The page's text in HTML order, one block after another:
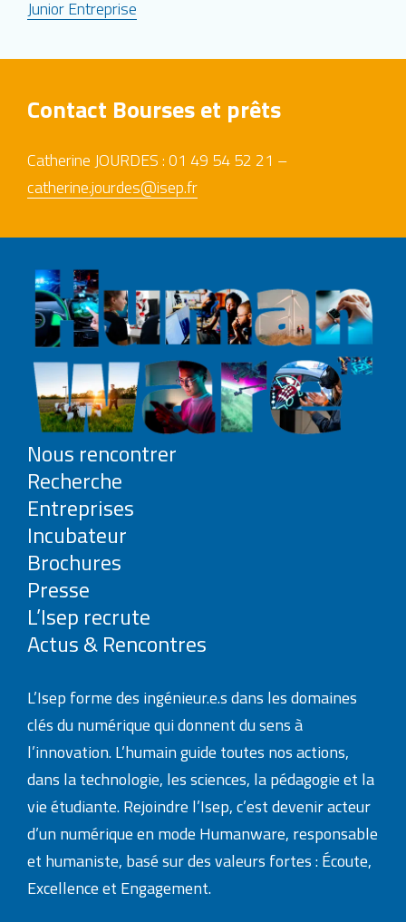
Junior Entreprise
Contact Bourses et prêts
Catherine JOURDES : 01 49 54 52 21 –
catherine.jourdes@isep.fr
Nous rencontrer
Recherche
Entreprises
Incubateur
Brochures
Presse
L’Isep recrute
Actus & Rencontres
L’Isep forme des ingénieur.e.s dans les domaines
clés du numérique qui donnent du sens à
l’innovation. L’humain guide toutes nos actions,
dans la technologie, les sciences, la pédagogie et la
vie étudiante. Rejoindre l’Isep, c’est devenir acteur
d’un numérique en mode Humanware, responsable
et humaniste, basé sur des valeurs fortes : Écoute,
Excellence et Engagement.